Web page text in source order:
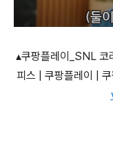
▴쿠팡플레이 _SNL 코
피스
쿠팡플레이